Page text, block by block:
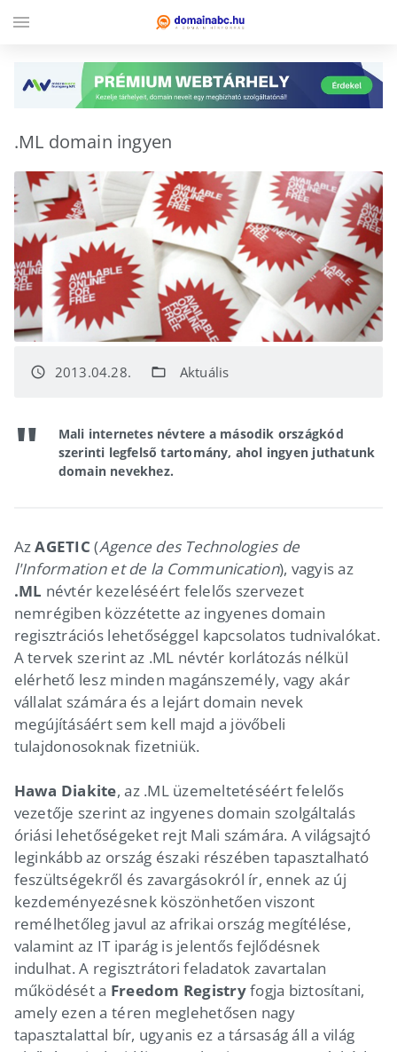
.ML domain ingyen
access_time 2013.04.28. folder_open Aktuális
Mali internetes névtere a második országkód
szerinti legfelső tartomány, ahol ingyen juthatunk
domain nevekhez.
AzAGETIC (Agence des Technologies de
l'Information et de la Communication), vagyis az
.ML névtér kezeléséért felelős szervezet
nemrégiben közzétette az ingyenes domain
regisztrációs lehetőséggel kapcsolatos tudnivalókat.
A tervek szerint az .ML névtér korlátozás nélkül
elérhető lesz minden magánszemély, vagy akár
vállalat számára és a lejárt domain nevek
megújításáért sem kell majd a jövőbeli
tulajdonosoknak fizetniük.
Hawa Diakite, az .ML üzemeltetéséért felelős
vezetője szerint az ingyenes domain szolgáltalás
óriási lehetőségeket rejt Mali számára. A világsajtó
leginkább az ország északi részében tapasztalható
feszültségekről és zavargásokról ír, ennek az új
kezdeményezésnek köszönhetően viszont
remélhetőleg javul az afrikai ország megítélése,
valamint az IT iparág is jelentős fejlődésnek
indulhat. A regisztrátori feladatok zavartalan
működését a Freedom Registryfogja biztosítani,
amely ezen a téren meglehetősen nagy
tapasztalattal bír, ugyanis ez a társaság áll a világ
menu